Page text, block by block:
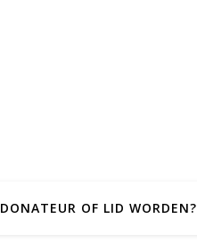
DONATEUR OF LID WORDEN?